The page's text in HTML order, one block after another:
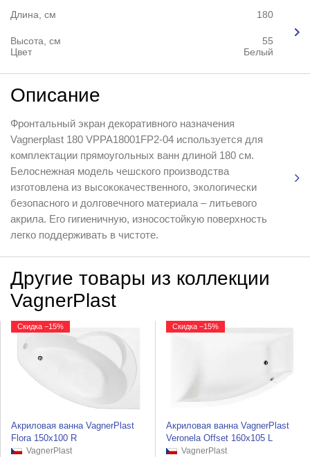
Длина, см 180
Высота, см
55
Цвет
Белый
Описание
Фронтальный экран декоративного назначения
Vagnerplast 180 VPPA18001FP2-04 используется для
комплектации прямоугольных ванн длиной 180 см.
Белоснежная модель чешского производства
изготовлена из высококачественного, экологически
безопасного и долговечного материала – литьевого
акрила. Его гигиеничную, износостойкую поверхность
легко поддерживать в чистоте.
Другие товары из коллекции
VagnerPlast
Скидка −15%
Акриловая ванна VagnerPlast
Flora 150x100 R
VagnerPlast
Скидка −15%
Акриловая ванна VagnerPlast
Veronela Offset 160x105 L
VagnerPlast